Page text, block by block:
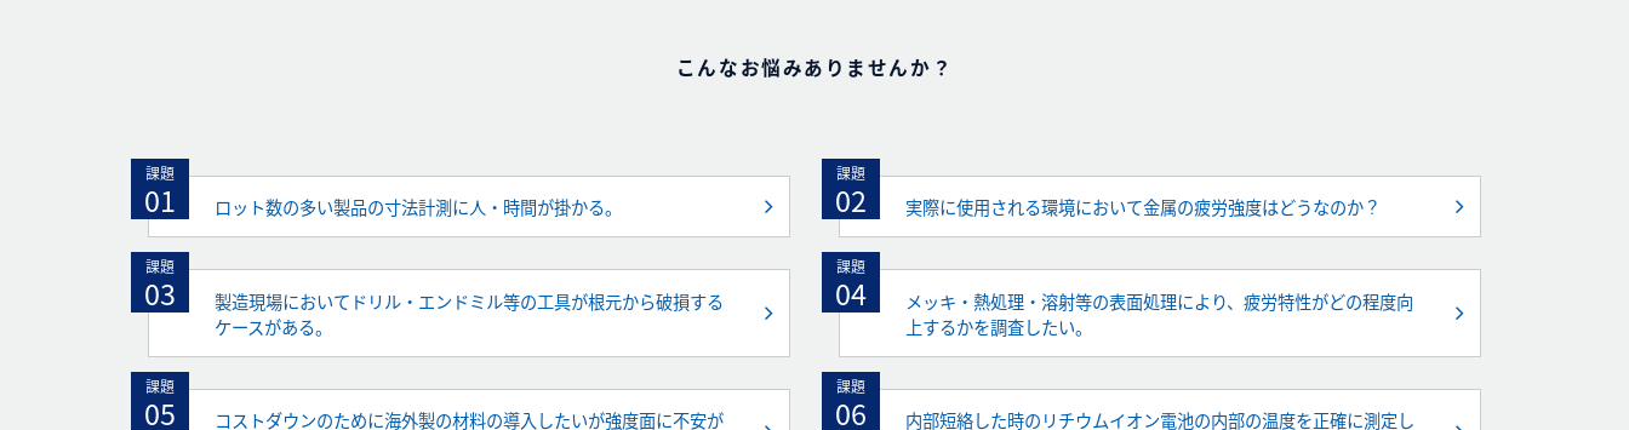
こんなお悩みありませんか？
課題
01 ロット数の多い製品の寸法計測に人・時間が掛かる。
課題
02 実際に使用される環境において金属の疲労強度はどうなのか？
課題
03
製造現場においてドリル・エンドミル等の工具が根元から破損する
ケースがある。
課題
04
メッキ・熱処理・溶射等の表面処理により、疲労特性がどの程度向
上するかを調査したい。
課題
05
コストダウンのために海外製の材料の導入したいが強度面に不安が
課題
06
内部短絡した時のリチウムイオン電池の内部の温度を正確に測定し